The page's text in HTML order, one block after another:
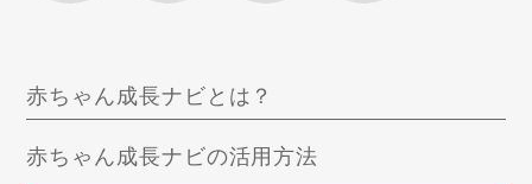
赤ちゃん成長ナビとは？
赤ちゃん成長ナビの活用方法